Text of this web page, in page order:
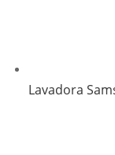
Lavadora